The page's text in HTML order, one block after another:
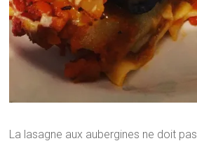
La lasagne aux aubergines ne doit